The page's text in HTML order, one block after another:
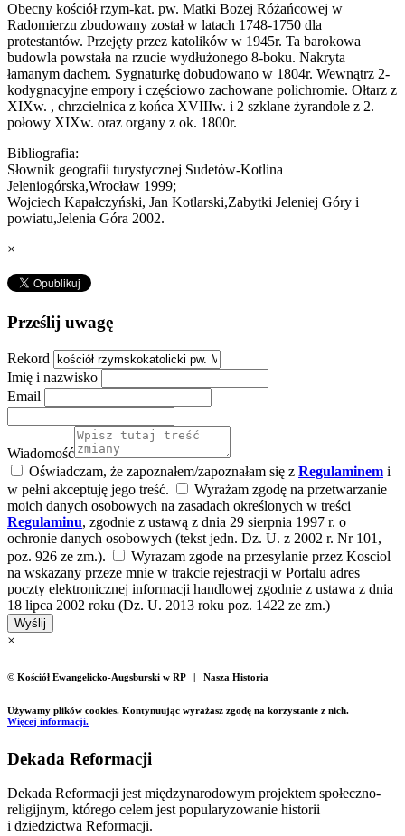
Obecny kościół rzym-kat. pw. Matki Bożej Różańcowej w
Radomierzu zbudowany został w latach 1748-1750 dla
protestantów. Przejęty przez katolików w 1945r. Ta barokowa
budowla powstała na rzucie wydłużonego 8-boku. Nakryta
łamanym dachem. Sygnaturkę dobudowano w 1804r. Wewnątrz 2-
kodygnacyjne empory i częściowo zachowane polichromie. Ołtarz z
XIXw. , chrzcielnica z końca XVIIIw. i 2 szklane żyrandole z 2.
połowy XIXw. oraz organy z ok. 1800r.
Bibliografia:
Słownik geografii turystycznej Sudetów-Kotlina
Jeleniogórska,Wrocław 1999;
Wojciech Kapałczyński, Jan Kotlarski,Zabytki Jeleniej Góry i
powiatu,Jelenia Góra 2002.
×
Prześlij uwagę
Rekord
Imię i nazwisko
Email
Wiadomość
Oświadczam, że zapoznałem/zapoznałam się z Regulaminem i
w pełni akceptuję jego treść.
Wyrażam zgodę na przetwarzanie
moich danych osobowych na zasadach określonych w treści
Regulaminu, zgodnie z ustawą z dnia 29 sierpnia 1997 r. o
ochronie danych osobowych (tekst jedn. Dz. U. z 2002 r. Nr 101,
poz. 926 ze zm.).
Wyrazam zgode na przesylanie przez Kosciol
na wskazany przeze mnie w trakcie rejestracji w Portalu adres
poczty elektronicznej informacji handlowej zgodnie z ustawa z dnia
18 lipca 2002 roku (Dz. U. 2013 roku poz. 1422 ze zm.)
Wyślij
×
© Kościół Ewangelicko-Augsburski w RP | Nasza Historia
Używamy plików cookies. Kontynuując wyrażasz zgodę na korzystanie z nich.
Więcej informacji.
Dekada Reformacji
Dekada Reformacji jest międzynarodowym projektem społeczno-
religijnym, którego celem jest popularyzowanie historii
i dziedzictwa Reformacji.